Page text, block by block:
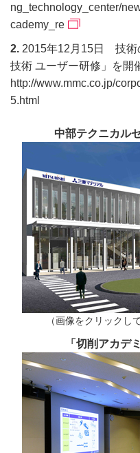
ng_technology_center/
cademy_re
2. 2015年12月15日 技術
技術 ユーザー研修」を開
http://www.mmc.co.jp/
5.html
中部テクニカル
（画像をクリックし
「切削アカデ